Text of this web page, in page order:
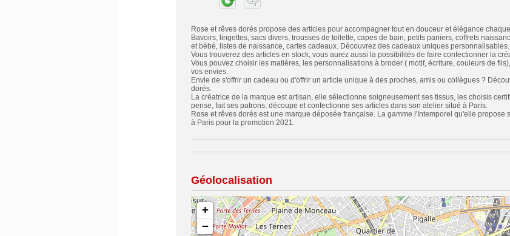
Rose et rêves dorés propose des articles pour accompagner tout en douceur et élégance
Bavoirs, lingettes, sacs divers, trousses de toilette, capes de bain, petits paniers, coffrets
et bébé, listes de naissance, cartes cadeaux. Découvrez des cadeaux uniques personnalisables.
Vous trouverez des articles en stock, vous aurez aussi la possibilités de faire confectionner la
Vous pouvez choisir les matières, les personnalisations à broder ( motif, écriture, couleurs de
vos envies.
Envie de s'offrir un cadeau ou d'offrir un article unique à des proches, amis ou collègues ?
dorés.
La créatrice de la marque est artisan, elle sélectionne soigneusement ses tissus, les choisis
pense, fait ses patrons, découpe et confectionne ses articles dans son atelier situé à Paris.
Rose et rêves dorés est une marque déposée française. La gamme l'Intemporel qu'elle propose
à Paris pour la promotion 2021.
Géolocalisation
+
−